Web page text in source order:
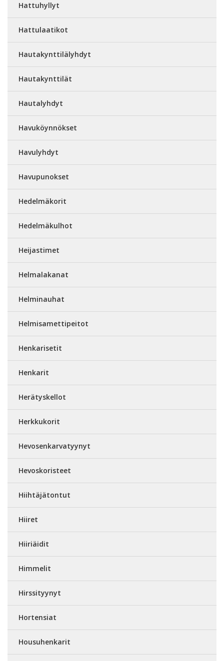
Hattuhyllyt
Hattulaatikot
Hautakynttilälyhdyt
Hautakynttilät
Hautalyhdyt
Havuköynnökset
Havulyhdyt
Havupunokset
Hedelmäkorit
Hedelmäkulhot
Heijastimet
Helmalakanat
Helminauhat
Helmisamettipeitot
Henkarisetit
Henkarit
Herätyskellot
Herkkukorit
Hevosenkarvatyynyt
Hevoskoristeet
Hiihtäjätontut
Hiiret
Hiiriäidit
Himmelit
Hirssityynyt
Hortensiat
Housuhenkarit